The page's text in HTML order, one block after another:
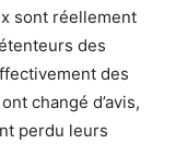
sont réellement
des
des
changé d’avis,
perdu leurs